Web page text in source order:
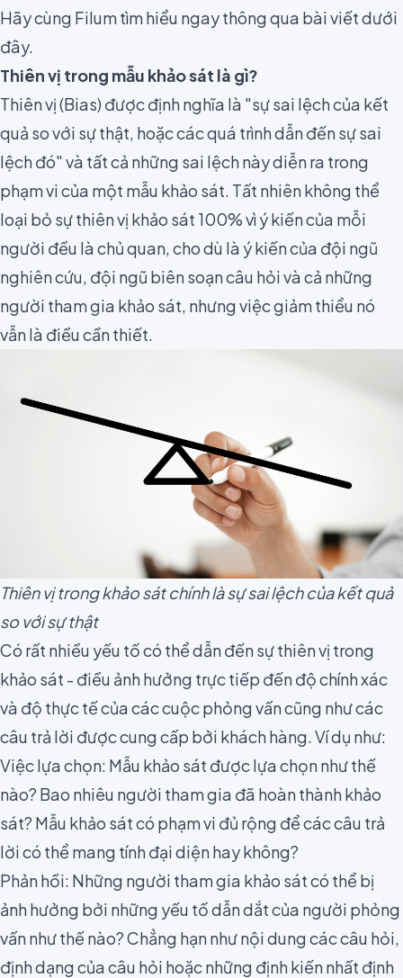
Hãy cùng Filum tìm hiểu ngay thông qua bài viết dưới
đây.
Thiên vị trong mẫu khảo sát là gì?
Thiên vị (Bias) được định nghĩa là "sự sai lệch của kết
quả so với sự thật, hoặc các quá trình dẫn đến sự sai
lệch đó" và tất cả những sai lệch này diễn ra trong
phạm vi của một mẫu khảo sát. Tất nhiên không thể
loại bỏ sự thiên vị khảo sát 100% vì ý kiến ​​của mỗi
người đều là chủ quan, cho dù là ý kiến của đội ngũ
nghiên cứu, đội ngũ biên soạn câu hỏi và cả những
người tham gia khảo sát, nhưng việc giảm thiểu nó
vẫn là điều cần thiết.
Thiên vị trong khảo sát chính là sự sai lệch của kết quả
so với sự thật
Có rất nhiều yếu tố có thể dẫn đến sự thiên vị trong
khảo sát - điều ảnh hưởng trực tiếp đến độ chính xác
và độ thực tế của các cuộc phỏng vấn cũng như các
câu trả lời được cung cấp bởi khách hàng. Ví dụ như:
Việc lựa chọn: Mẫu khảo sát được lựa chọn như thế
nào? Bao nhiêu người tham gia đã hoàn thành khảo
sát? Mẫu khảo sát có phạm vi đủ rộng để các câu trả
lời có thể mang tính đại diện hay không?
Phản hồi: Những người tham gia khảo sát có thể bị
ảnh hưởng bởi những yếu tố dẫn dắt của người phỏng
vấn như thế nào? Chẳng hạn như nội dung các câu hỏi,
định dạng của câu hỏi hoặc những định kiến nhất định